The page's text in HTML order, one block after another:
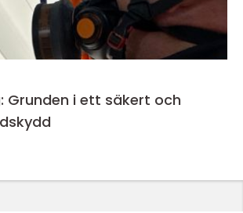
Grunden i ett säkert och